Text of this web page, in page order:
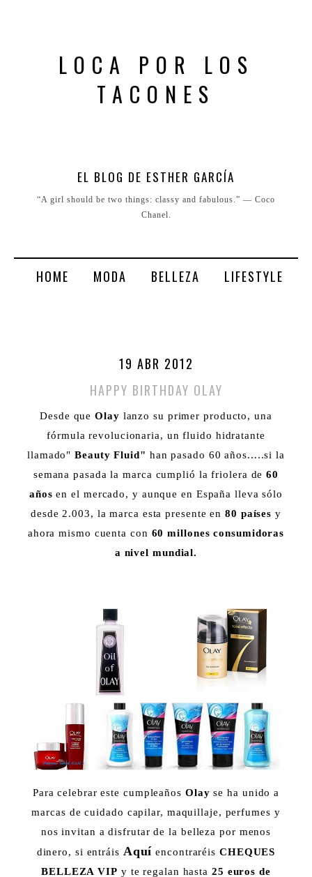
LOCA POR LOS
TACONES
EL BLOG DE ESTHER GARCÍA
“A girl should be two things: classy and fabulous.” ― Coco
Chanel.
HOME MODA BELLEZA LIFESTYLE
19 ABR 2012
HAPPY BIRTHDAY OLAY
Desde que Olay lanzo su primer producto, una
fórmula revolucionaria, un fluido hidratante
llamado"Beauty Fluid" han pasado 60 años.....si la
semana pasada la marca cumplió la friolera de 60
años en el mercado, y aunque en España lleva sólo
desde 2.003, la marca esta presente en 80 países y
ahora mismo cuenta con 60 millones consumidoras
a nivel mundial.
Para celebrar este cumpleaños Olay se ha unido a
marcas de cuidado capilar, maquillaje, perfumes y
nos invitan a disfrutar de la belleza por menos
dinero, si entráis Aquí encontraréis CHEQUES
BELLEZA VIP y te regalan hasta 25 euros de